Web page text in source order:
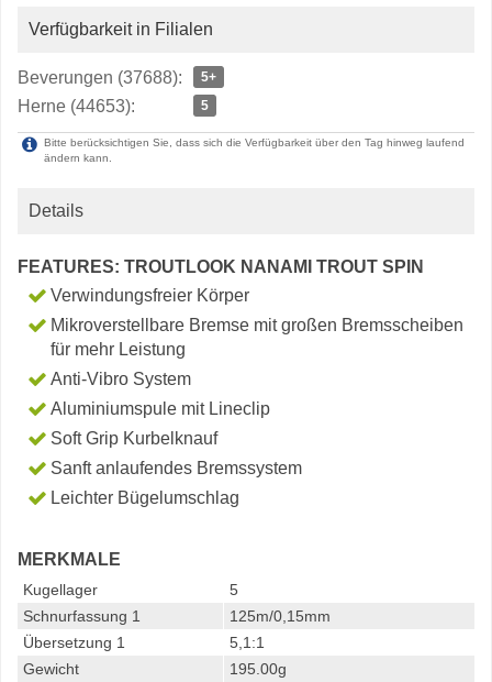
Verfügbarkeit in Filialen
Beverungen (37688): 5+
Herne (44653): 5
Bitte berücksichtigen Sie, dass sich die Verfügbarkeit über den Tag hinweg laufend
ändern kann.
Details
FEATURES: TROUTLOOK NANAMI TROUT SPIN
Verwindungsfreier Körper
Mikroverstellbare Bremse mit großen Bremsscheiben
für mehr Leistung
Anti-Vibro System
Aluminiumspule mit Lineclip
Soft Grip Kurbelknauf
Sanft anlaufendes Bremssystem
Leichter Bügelumschlag
MERKMALE
Kugellager
5
Schnurfassung 1
125m/0,15mm
Übersetzung 1
5,1:1
Gewicht
195.00g